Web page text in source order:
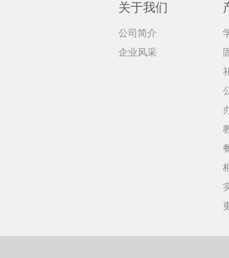
关于我们
公司简介
企业风采